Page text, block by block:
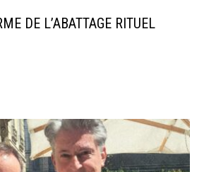
DE L’ABATTAGE RITUEL